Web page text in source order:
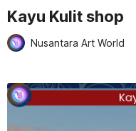
Kayu Kulit shop
Nusantara Art World
当前幻灯片：1 / 6